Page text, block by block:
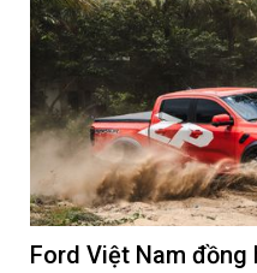
Ford Việt Nam đồng